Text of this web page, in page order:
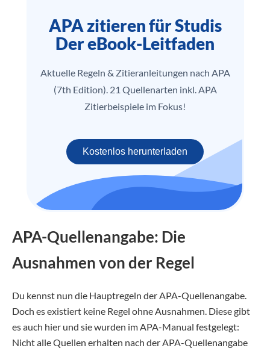
APA zitieren für Studis
Der eBook-Leitfaden
Aktuelle Regeln & Zitieranleitungen nach APA
(7th Edition). 21 Quellenarten inkl. APA
Zitierbeispiele im Fokus!
Kostenlos herunterladen
APA-Quellenangabe: Die
Ausnahmen von der Regel
Du kennst nun die Hauptregeln der APA-Quellenangabe.
Doch es existiert keine Regel ohne Ausnahmen. Diese gibt
es auch hier und sie wurden im APA-Manual festgelegt:
Nicht alle Quellen erhalten nach der APA-Quellenangabe